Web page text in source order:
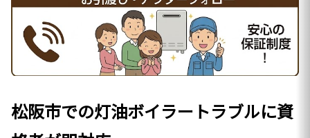
松阪市での灯油ボイラートラブルに資